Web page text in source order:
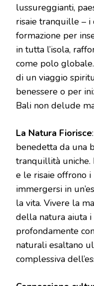
lussureggianti,
risaie tranquille –
formazione per
in tutta l’isola,
come polo
di un viaggio
benessere o per
Bali non delude
La Natura Fiorisce
benedetta da una
tranquillità uniche.
e le risaie offrono
immergersi in
la vita. Vivere la
della natura aiuta
profondamente
naturali esaltano
complessiva